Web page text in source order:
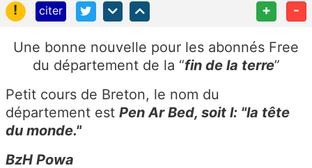
!
citer + -
Une bonne nouvelle pour les abonnés Free
du département de la “fin de la terre”
Petit cours de Breton, le nom du
département est Pen Ar Bed, soit l: "la tête
du monde."
BzH Powa